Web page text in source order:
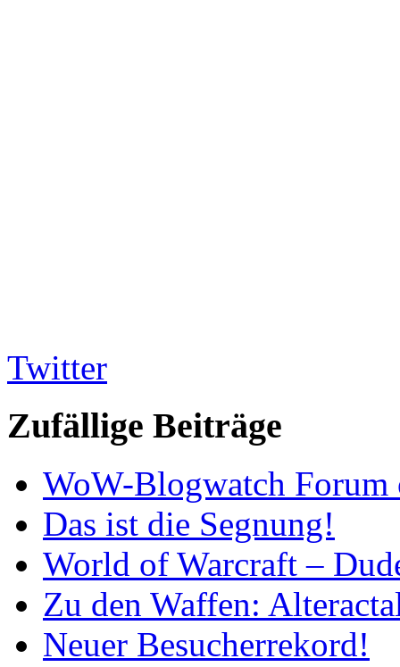
Twitter
Zufällige Beiträge
WoW-Blogwatch Forum
Das ist die Segnung!
World of Warcraft –
Zu den Waffen:
Neuer Besucherrekord!